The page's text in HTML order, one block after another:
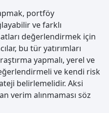
portföy
ve farklı
değerlendirmek için
bu tür yatırımları
yapmalı, yerel ve
ve kendi risk
belirlemelidir. Aksi
verim alınmaması söz